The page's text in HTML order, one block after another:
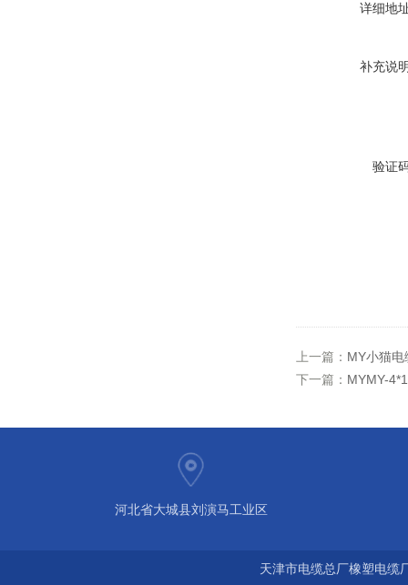
详细地
补充说
验证
上一篇： MY小猫
下一篇： MYMY-
河北省大城县刘演马工业区
天津市电缆总厂橡塑电